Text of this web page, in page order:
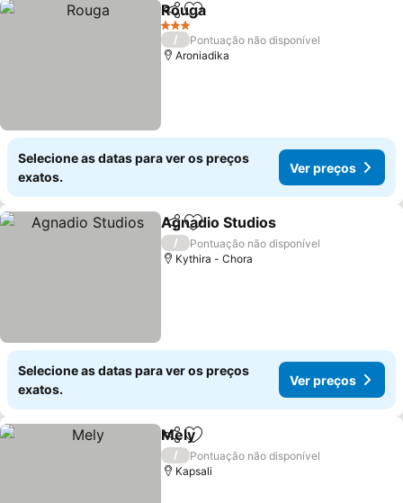
PartilharAdicionar aos favoritos
Rouga
3 Estrelas
/
Pontuação não disponível
Aroniadika
Selecione as datas para ver os preços
exatos.
Ver preços
PartilharAdicionar aos favoritos
Agnadio Studios
/
Pontuação não disponível
Kythira - Chora
Selecione as datas para ver os preços
exatos.
Ver preços
PartilharAdicionar aos favoritos
Mely
/
Pontuação não disponível
Kapsali